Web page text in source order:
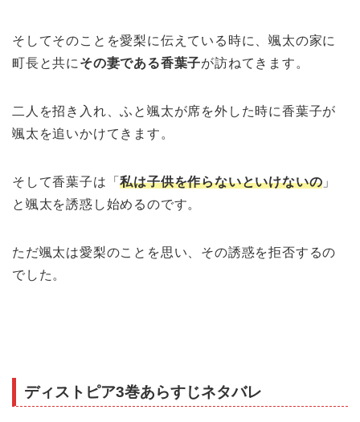
そしてそのことを愛梨に伝えている時に、颯太の家に
町長と共に その妻である香葉子が訪ねてきます。
二人を招き入れ、ふと颯太が席を外した時に香葉子が
颯太を追いかけてきます。
そして香葉子は「私は子供を作らないといけないの 」
と颯太を誘惑し始めるのです。
ただ颯太は愛梨のことを思い、その誘惑を拒否するの
でした。
ディストピア3巻あらすじネタバレ